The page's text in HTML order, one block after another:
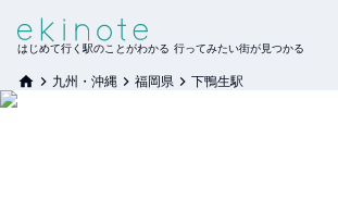
はじめて行く駅のことがわかる 行ってみたい街が見つかる
九州・沖縄 福岡県 下鴨生駅